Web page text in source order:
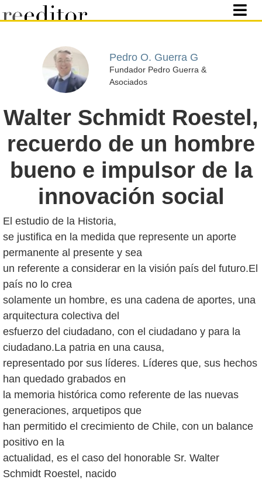
Pedro O. Guerra G
Fundador Pedro Guerra &
Asociados
Walter Schmidt Roestel,
recuerdo de un hombre
bueno e impulsor de la
innovación social
El estudio de la Historia,
se justifica en la medida que represente un aporte
permanente al presente y sea
un referente a considerar en la visión país del futuro.El
país no lo crea
solamente un hombre, es una cadena de aportes, una
arquitectura colectiva del
esfuerzo del ciudadano, con el ciudadano y para la
ciudadano.La patria en una causa,
representado por sus líderes. Líderes que, sus hechos
han quedado grabados en
la memoria histórica como referente de las nuevas
generaciones, arquetipos que
han permitido el crecimiento de Chile, con un balance
positivo en la
actualidad, es el caso del honorable Sr. Walter
Schmidt Roestel, nacido